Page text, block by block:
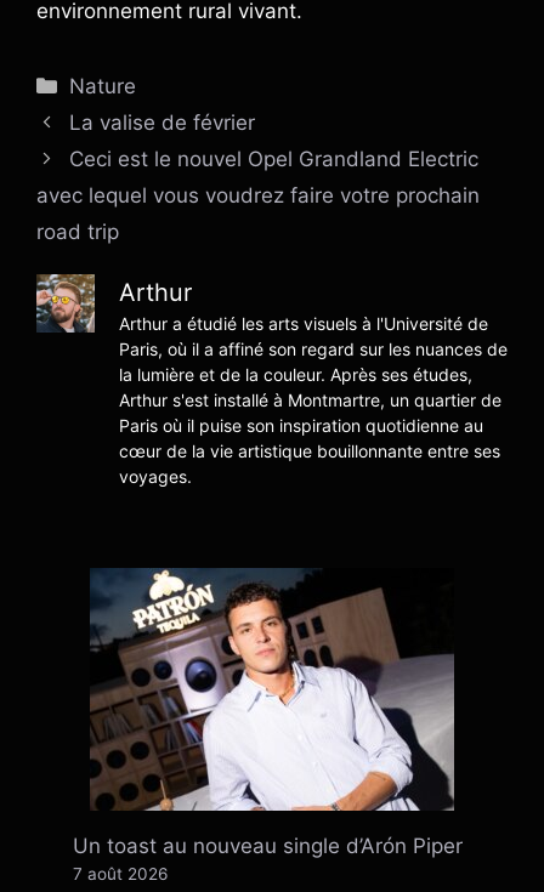
environnement rural vivant.
Catégories
Nature
La valise de février
Ceci est le nouvel Opel Grandland Electric
avec lequel vous voudrez faire votre prochain
road trip
Arthur
Arthur a étudié les arts visuels à l'Université de
Paris, où il a affiné son regard sur les nuances de
la lumière et de la couleur. Après ses études,
Arthur s'est installé à Montmartre, un quartier de
Paris où il puise son inspiration quotidienne au
cœur de la vie artistique bouillonnante entre ses
voyages.
Un toast au nouveau single d’Arón Piper
7 août 2026